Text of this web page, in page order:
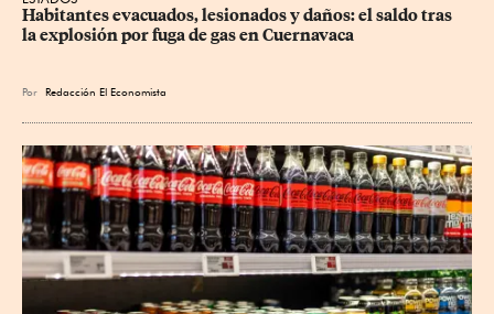
Habitantes evacuados, lesionados y daños: el saldo tras
la explosión por fuga de gas en Cuernavaca
Por Redacción El Economista